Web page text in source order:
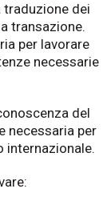
traduzione dei
transazione.
per lavorare
necessarie
del
necessaria per
internazionale.